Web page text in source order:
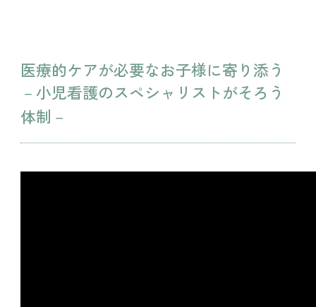
医療的ケアが必要なお子様に寄り添う
－小児看護のスペシャリストがそろう
体制－